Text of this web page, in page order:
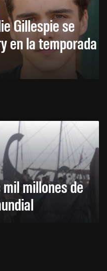
Gillespie se
en la temporada
millones de